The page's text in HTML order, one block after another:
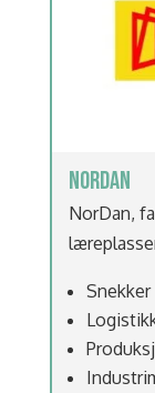
NORDAN
NorDan,
Snekker